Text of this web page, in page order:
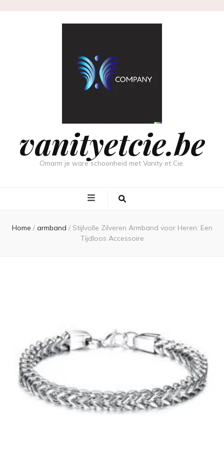
vanityetcie.be
Omarm je ware schoonheid met Vanity et Cie.
Home / armband / Stijlvolle Zilveren Armband voor Heren: Een
Tijdloos Accessoire